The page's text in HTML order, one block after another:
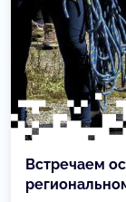
Встречаем